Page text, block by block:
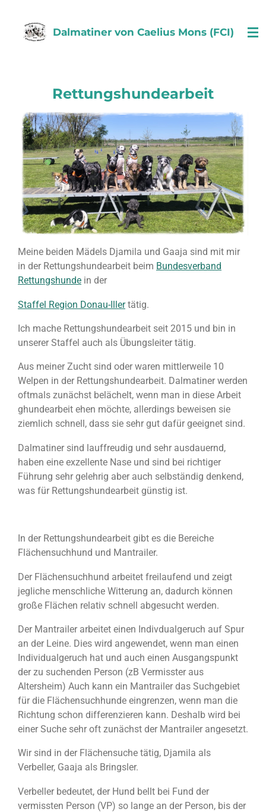
Hauptinhalt
springen
Dalmatiner von Caelius Mons (FCI)
Rettungshundearbeit
Meine beiden Mädels Djamila und Gaaja sind mit mir
in der Rettungshundearbeit beim Bundesverband
Rettungshunde in der
Staffel Region Donau-Illertätig.
Ich mache Rettungshundearbeit seit 2015 und bin in
unserer Staffel auch als Übungsleiter tätig.
Aus meiner Zucht sind oder waren mittlerweile 10
Welpen in der Rettungshundearbeit. Dalmatiner werden
oftmals zunächst belächelt, wenn man in diese Arbeit
ghundearbeit ehen möchte, allerdings beweisen sie
ziemlich schnell, dass sie sehr gut dafür geeignet sind.
Dalmatiner sind lauffreudig und sehr ausdauernd,
haben eine exzellente Nase und sind bei richtiger
Führung sehr gelehrig aber auch selbständig denkend,
was für Rettungshundearbeit günstig ist.
In der Rettungshundearbeit gibt es die Bereiche
Flächensuchhund und Mantrailer.
Der Flächensuchhund arbeitet freilaufend und zeigt
jegliche menschliche Witterung an, dadurch können
große Flächen relativ schnell abgesucht werden.
Der Mantrailer arbeitet einen Indivdualgeruch auf Spur
an der Leine. Dies wird angewendet, wenn man einen
Individualgeruch hat und auch einen Ausgangspunkt
der zu suchenden Person (zB Vermisster aus
Altersheim) Auch kann ein Mantrailer das Suchgebiet
für die Flächensuchhunde eingrenzen, wenn man die
Richtung schon differenzieren kann. Deshalb wird bei
einer Suche sehr oft zunächst der Mantrailer angesetzt.
Wir sind in der Flächensuche tätig, Djamila als
Verbeller, Gaaja als Bringsler.
Verbeller bedeutet, der Hund bellt bei Fund der
vermissten Person (VP) so lange an der Person, bis der